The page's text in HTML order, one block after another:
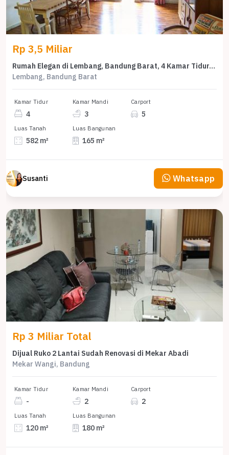
Rp 3,5 Miliar
Rumah Elegan di Lembang, Bandung Barat, 4 Kamar Tidur, LT 582m²
Lembang, Bandung Barat
Kamar Tidur
4
Kamar Mandi
3
Carport
5
Luas Tanah
582 m²
Luas Bangunan
165 m²
Susanti Whatsapp
Rp 3 Miliar Total
Dijual Ruko 2 Lantai Sudah Renovasi di Mekar Abadi
Mekar Wangi, Bandung
Kamar Tidur
-
Kamar Mandi
2
Carport
2
Luas Tanah
120 m²
Luas Bangunan
180 m²